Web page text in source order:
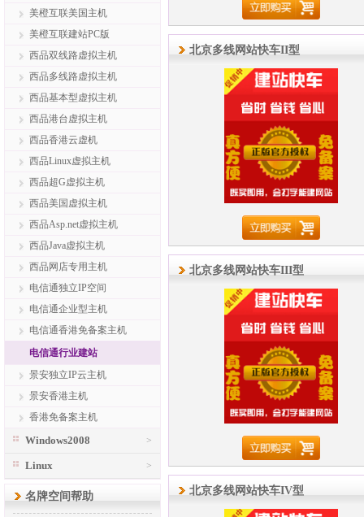
美橙互联美国主机
美橙互联建站PC版
西品双线路虚拟主机
西品多线路虚拟主机
西品基本型虚拟主机
西品港台虚拟主机
西品香港云虚机
西品Linux虚拟主机
西品超G虚拟主机
西品美国虚拟主机
西品Asp.net虚拟主机
西品Java虚拟主机
西品网店专用主机
电信通独立IP空间
电信通企业型主机
电信通香港免备案主机
电信通行业建站
景安独立IP云主机
景安香港主机
香港免备案主机
>
Windows2008
>
Linux
名牌空间帮助
北京多线网站快车II型
北京多线网站快车III型
北京多线网站快车IV型